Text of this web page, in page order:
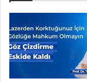
m
e
r
p
a
z